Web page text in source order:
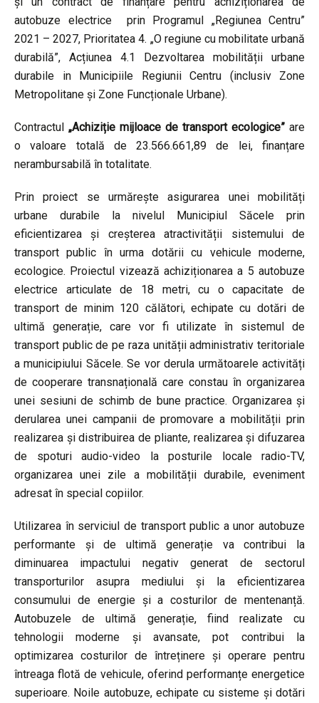
autobuze electrice prin Programul „Regiunea Centru”
2021 – 2027, Prioritatea 4. „O regiune cu mobilitate urbană
durabilă”, Acțiunea 4.1 Dezvoltarea mobilității urbane
durabile in Municipiile Regiunii Centru (inclusiv Zone
Metropolitane și Zone Funcționale Urbane).
Contractul „Achiziție mijloace de transport ecologice” are
o valoare totală de 23.566.661,89 de lei, finanțare
nerambursabilă în totalitate.
Prin proiect se urmărește asigurarea unei mobilități
urbane durabile la nivelul Municipiul Săcele prin
eficientizarea și creșterea atractivității sistemului de
transport public în urma dotării cu vehicule moderne,
ecologice. Proiectul vizează achiziționarea a 5 autobuze
electrice articulate de 18 metri, cu o capacitate de
transport de minim 120 călători, echipate cu dotări de
ultimă generație, care vor fi utilizate în sistemul de
transport public de pe raza unității administrativ teritoriale
a municipiului Săcele. Se vor derula următoarele activități
de cooperare transnațională care constau în organizarea
unei sesiuni de schimb de bune practice. Organizarea și
derularea unei campanii de promovare a mobilității prin
realizarea și distribuirea de pliante, realizarea și difuzarea
de spoturi audio-video la posturile locale radio-TV,
organizarea unei zile a mobilității durabile, eveniment
adresat în special copiilor.
Utilizarea în serviciul de transport public a unor autobuze
performante și de ultimă generație va contribui la
diminuarea impactului negativ generat de sectorul
transporturilor asupra mediului și la eficientizarea
consumului de energie și a costurilor de mentenanță.
Autobuzele de ultimă generație, fiind realizate cu
tehnologii moderne și avansate, pot contribui la
optimizarea costurilor de întreținere și operare pentru
întreaga flotă de vehicule, oferind performanțe energetice
superioare. Noile autobuze, echipate cu sisteme și dotări